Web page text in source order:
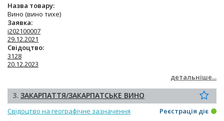
Назва товару:
Вино (вино тихе)
Заявка:
i202100007
29.12.2021
Свідоцтво:
3128
20.12.2023
детальніше...
3. ЗАКАРПАТТЯ/ЗАКАРПАТСЬКЕ ВИНО
Свідоцтво на географічне зазначення
Реєстрація діє